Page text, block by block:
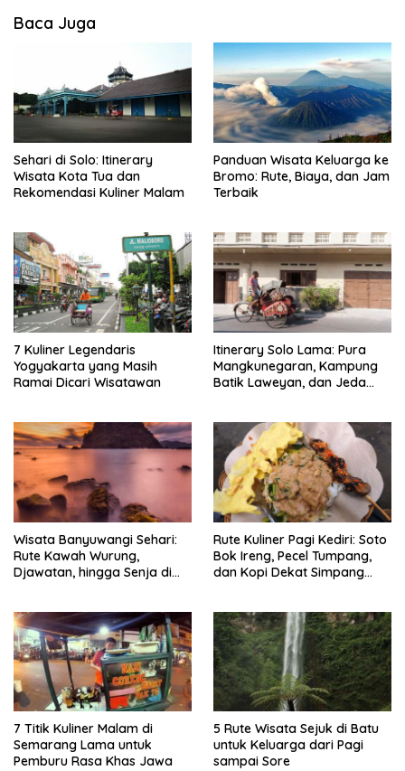
Baca Juga
Sehari di Solo: Itinerary
Wisata Kota Tua dan
Rekomendasi Kuliner Malam
Panduan Wisata Keluarga ke
Bromo: Rute, Biaya, dan Jam
Terbaik
7 Kuliner Legendaris
Yogyakarta yang Masih
Ramai Dicari Wisatawan
Itinerary Solo Lama: Pura
Mangkunegaran, Kampung
Batik Laweyan, dan Jeda
Wisata Banyuwangi Sehari:
Rute Kawah Wurung,
Djawatan, hingga Senja di
Rute Kuliner Pagi Kediri: Soto
Bok Ireng, Pecel Tumpang,
dan Kopi Dekat Simpang
7 Titik Kuliner Malam di
Semarang Lama untuk
Pemburu Rasa Khas Jawa
5 Rute Wisata Sejuk di Batu
untuk Keluarga dari Pagi
sampai Sore